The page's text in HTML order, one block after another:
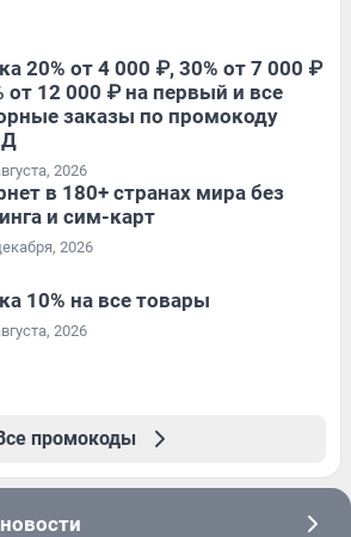
20% от 4 000 ₽, 30% от 7 000 ₽
от 12 000 ₽ на первый и все
заказы по промокоду
2026
в 180+ странах мира без
и сим-карт
2026
10% на все товары
2026
промокоды